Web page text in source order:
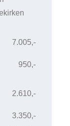
7.005,-
950,-
2.610,-
3.350,-